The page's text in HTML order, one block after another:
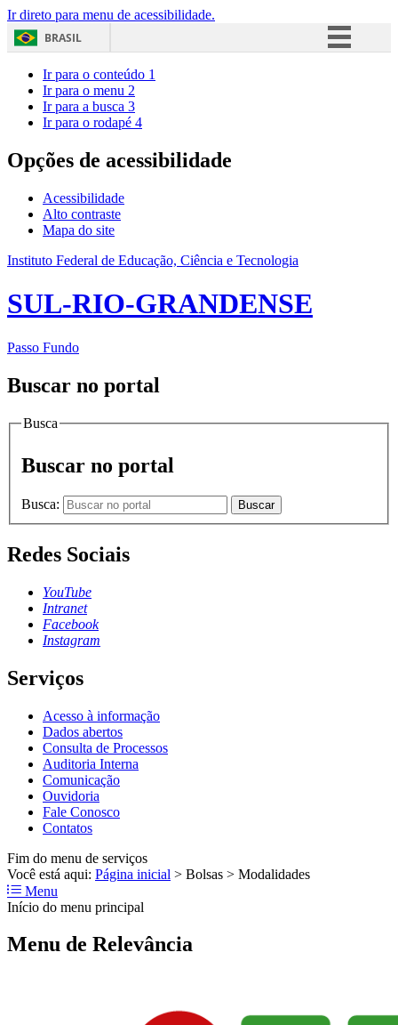
Ir direto para menu de acessibilidade.
BRASIL
Acesso à informação
Ir para o conteúdo 1
Ir para o menu 2
Ir para a busca 3
Ir para o rodapé 4
Opções de acessibilidade
Acessibilidade
Alto contraste
Mapa do site
Instituto Federal de Educação, Ciência e Tecnologia
SUL-RIO-GRANDENSE
Passo Fundo
Buscar no portal
Busca
Buscar no portal
Busca: Buscar
Redes Sociais
YouTube
Intranet
Facebook
Instagram
Serviços
Acesso à informação
Dados abertos
Consulta de Processos
Auditoria Interna
Comunicação
Ouvidoria
Fale Conosco
Contatos
Fim do menu de serviços
Você está aqui: Página inicial > Bolsas > Modalidades
Menu
Início do menu principal
Menu de Relevância